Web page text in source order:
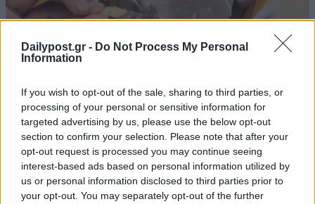
Dailypost.gr - Do Not Process My Personal
Information
If you wish to opt-out of the sale, sharing to third parties, or
processing of your personal or sensitive information for
targeted advertising by us, please use the below opt-out
section to confirm your selection. Please note that after your
opt-out request is processed you may continue seeing
interest-based ads based on personal information utilized by
us or personal information disclosed to third parties prior to
your opt-out. You may separately opt-out of the further